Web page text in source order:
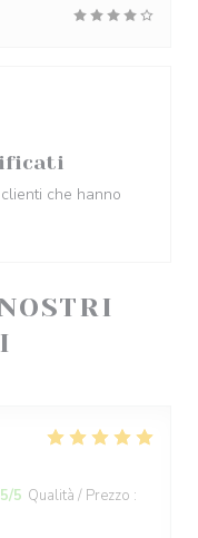
5/5 Qualità / Prezzo :
che hanno